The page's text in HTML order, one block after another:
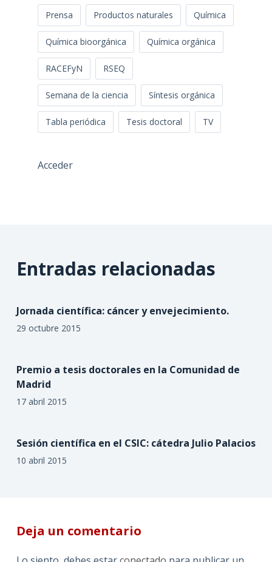
Prensa Productos naturales Química
Química bioorgánica Química orgánica
RACEFyN RSEQ
Semana de la ciencia Síntesis orgánica
Tabla periódica Tesis doctoral TV
Acceder
Entradas relacionadas
Jornada científica: cáncer y envejecimiento.
29 octubre 2015
Premio a tesis doctorales en la Comunidad de
Madrid
17 abril 2015
Sesión científica en el CSIC: cátedra Julio Palacios
10 abril 2015
Deja un comentario